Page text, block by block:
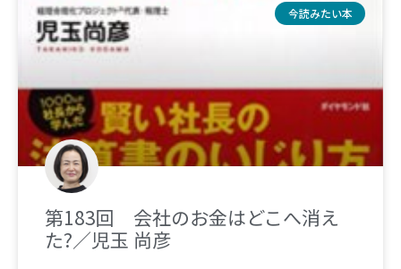
今読みたい本
第183回 会社のお金はどこへ消え
た?／児玉 尚彦